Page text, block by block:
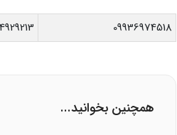
09936974518
همچنین بخوانید...